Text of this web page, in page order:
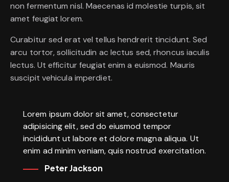
non fermentum nisl. Maecenas id molestie turpis, sit
amet feugiat lorem.
Curabitur sed erat vel tellus hendrerit tincidunt. Sed
arcu tortor, sollicitudin ac lectus sed, rhoncus iaculis
lectus. Ut efficitur feugiat enim a euismod. Mauris
suscipit vehicula imperdiet.
Lorem ipsum dolor sit amet, consectetur
adipisicing elit, sed do eiusmod tempor
incididunt ut labore et dolore magna aliqua. Ut
enim ad minim veniam, quis nostrud exercitation.
Peter Jackson